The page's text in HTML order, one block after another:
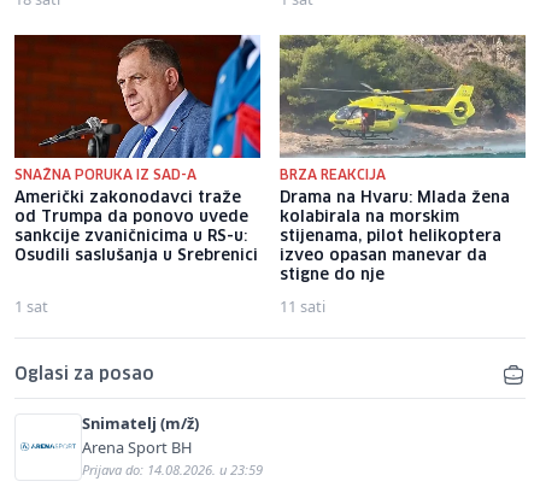
SNAŽNA PORUKA IZ SAD-A
Američki zakonodavci traže
od Trumpa da ponovo uvede
sankcije zvaničnicima u RS-u:
Osudili saslušanja u Srebrenici
1 sat
BRZA REAKCIJA
Drama na Hvaru: Mlada žena
kolabirala na morskim
stijenama, pilot helikoptera
izveo opasan manevar da
stigne do nje
11 sati
Oglasi za posao
Snimatelj (m/ž)
Arena Sport BH
Prijava do: 14.08.2026. u 23:59